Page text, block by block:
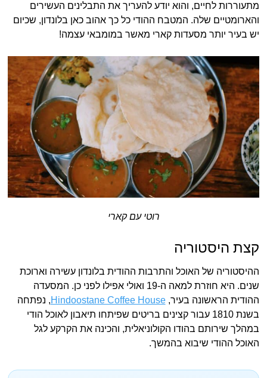
מתעוררות לחיים, והוא יודע להעריך את התבלינים העשירים
והארומטיים שלה. המטבח ההודי כל כך אהוב כאן בלונדון, שכיום
יש בעיר יותר מסעדות קארי מאשר במומבאי עצמה!
רוטי עם קארי
קצת היסטוריה
ההיסטוריה של האוכל והתרבות ההודית בלונדון עשירה וארוכת
שנים. היא חוזרת למאה ה-19 ואולי אפילו לפני כן. המסעדה
ההודית הראשונה בעיר,Hindoostane Coffee House, נפתחה
בשנת 1810 עבור קצינים בריטים שפיתחו תיאבון לאוכל הודי
במהלך שירותם בהודו הקולוניאלית, והכינה את הקרקע לגל
האוכל ההודי שיבוא בהמשך.